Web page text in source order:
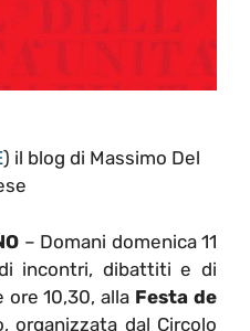
) il blog di Massimo Del
– Domani domenica 11
incontri, dibattiti e di
10,30, alla Festa de
organizzata dal Circolo